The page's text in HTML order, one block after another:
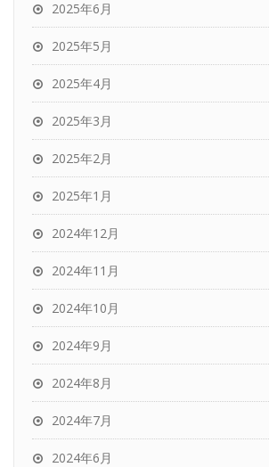
2025年6月
2025年5月
2025年4月
2025年3月
2025年2月
2025年1月
2024年12月
2024年11月
2024年10月
2024年9月
2024年8月
2024年7月
2024年6月